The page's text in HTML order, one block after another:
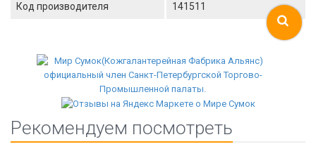
Код производителя 141511
Рекомендуем посмотреть